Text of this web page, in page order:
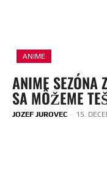
ANIME
ANIME SEZÓNA
SA MÔŽEME
JOZEF JUROVEC - 15.